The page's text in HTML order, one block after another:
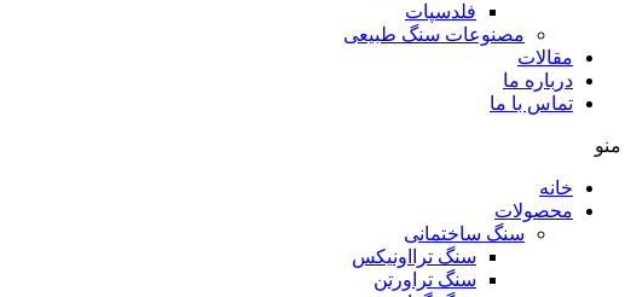
فلدسپات
مصنوعات سنگ طبیعی
مقالات
درباره ما
تماس با ما
منو
خانه
محصولات
سنگ ساختمانی
سنگ ترااونیکس
سنگ تراورتن